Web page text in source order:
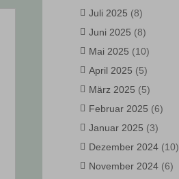
Juli 2025 (8)
Juni 2025 (8)
Mai 2025 (10)
April 2025 (5)
März 2025 (5)
Februar 2025 (6)
Januar 2025 (3)
Dezember 2024(10)
November 2024(6)